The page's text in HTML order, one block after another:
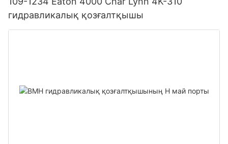
гидравликалық қозғалтқышы